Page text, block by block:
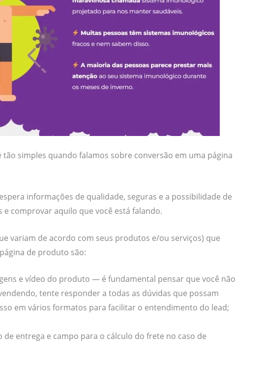
simples quando falamos sobre conversão em uma página
informações de qualidade, seguras e a possibilidade de
comprovar aquilo que você está falando.
variam de acordo com seus produtos e/ou serviços) que
de produto são:
e vídeo do produto — é fundamental pensar que você não
tente responder a todas as dúvidas que possam
em vários formatos para facilitar o entendimento do lead;
de entrega e campo para o cálculo do frete no caso de